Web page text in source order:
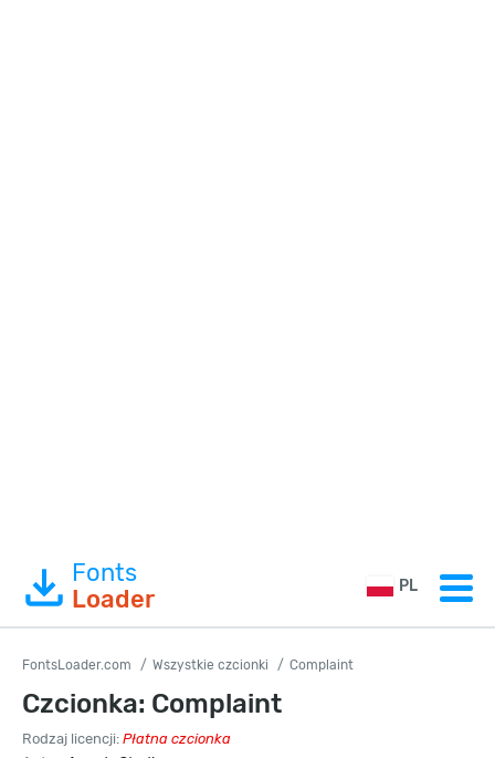
Fonts
Loader
PL
FontsLoader.com Wszystkie czcionki Complaint
Czcionka: Complaint
Rodzaj licencji: Płatna czcionka